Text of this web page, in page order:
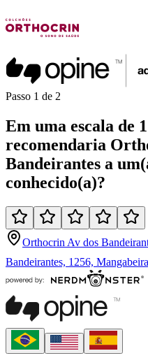
Passo 1 de 2
Em uma escala de
recomendaria
Bandeirantes a
conhecido(a)?
Orthocrin Av dos
Bandeirantes, 1256,